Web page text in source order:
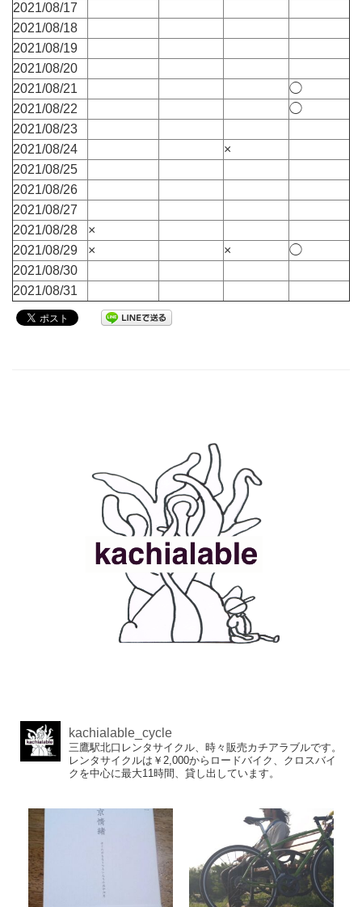
2021/08/17
2021/08/18
2021/08/19
2021/08/20
2021/08/21
◯
2021/08/22
◯
2021/08/23
2021/08/24
×
2021/08/25
2021/08/26
2021/08/27
2021/08/28
×
2021/08/29
× ×
◯
2021/08/30
2021/08/31
kachialable_cycle
三鷹駅北口レンタサイクル、時々販売カチアラブルです。
レンタサイクルは￥2,000からロードバイク、クロスバイ
クを中心に最大11時間、貸し出しています。